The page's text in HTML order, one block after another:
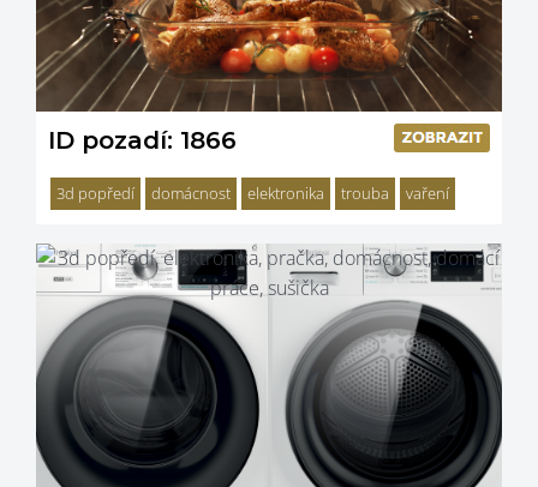
ID pozadí: 1866
3d popředí domácnost elektronika trouba vaření